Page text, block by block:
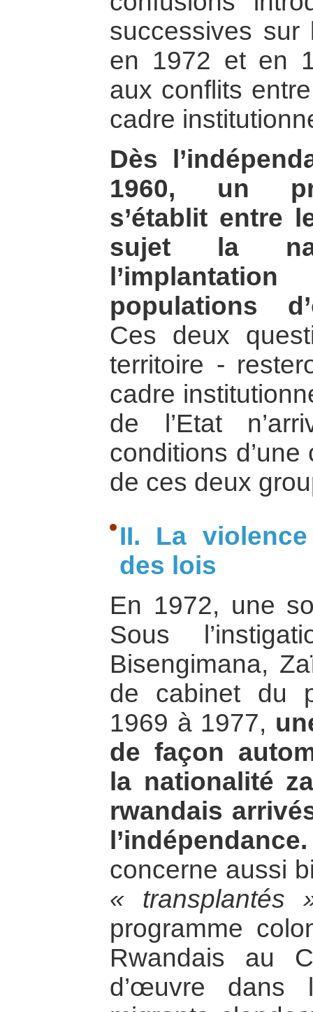
successives sur
en 1972 et en
aux conflits
cadre
Dès
1960, un
s’établit entre
sujet la
populations
Ces deux
territoire -
cadre
de l’Etat
conditions
de ces deux
II. La
des lois
En 1972, une
Sous
Bisengimana,
de cabinet du
1969 à 1977,
de façon
la nationalité
rwandais
l’indépendance.
concerne aussi
« transplantés
programme
Rwandais au
d’œuvre dans